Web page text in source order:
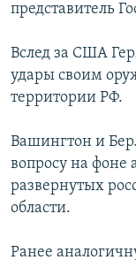
представитель
Вслед за США
удары своим
территории РФ.
Вашингтон и
вопросу на фоне
развернутых
области.
Ранее